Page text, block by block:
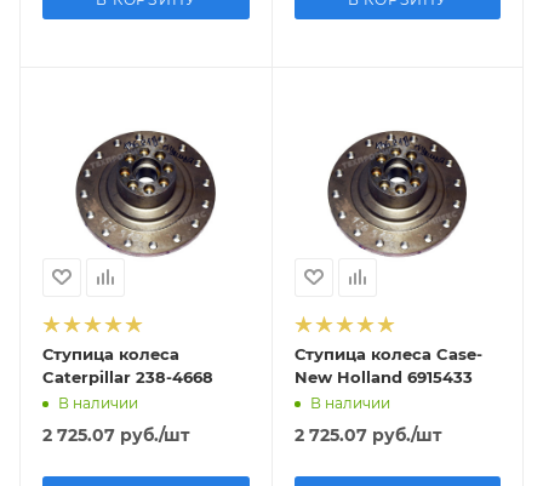
Ступица колеса
Caterpillar 238-4668
В наличии
2 725.07 руб./шт
Ступица колеса Case-
New Holland 6915433
В наличии
2 725.07руб./шт